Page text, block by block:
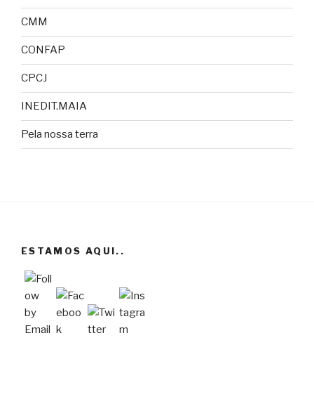
CMM
CONFAP
CPCJ
INEDIT.MAIA
Pela nossa terra
ESTAMOS AQUI..